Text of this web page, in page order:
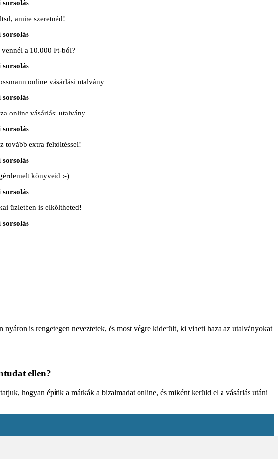
sorsolás
amire szeretnéd!
sorsolás
vennél a 10.000 Ft-ból?
sorsolás
online vásárlási utalvány
sorsolás
online vásárlási utalvány
sorsolás
tovább extra feltöltéssel!
sorsolás
könyveid :-)
sorsolás
üzletben is elköltheted!
sorsolás
is rengetegen neveztetek, és most végre kiderült, ki viheti haza az utalványokat
ellen?
hogyan építik a márkák a bizalmadat online, és miként kerüld el a vásárlás utáni